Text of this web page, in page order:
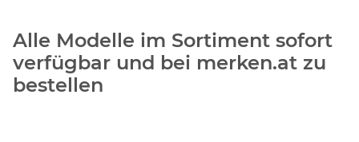
Alle Modelle im Sortiment sofort
verfügbar und bei merken.at zu
bestellen